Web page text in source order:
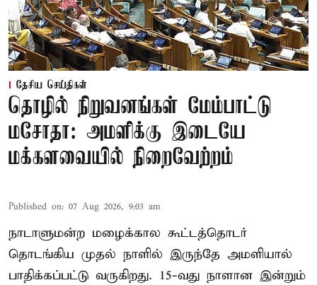
தேசிய செய்திகள்
தொழில் நிறுவனங்கள் மேம்பாட்டு
மசோதா: அமளிக்கு இடையே
மக்களவையில் நிறைவேற்றம்
Published on: 07 Aug 2026, 9:03 am
நாடாளுமன்ற மழைக்கால கூட்டத்தொடர்
தொடங்கிய முதல் நாளில் இருந்தே அமளியால்
பாதிக்கப்பட்டு வருகிறது. 15-வது நாளான இன்றும்